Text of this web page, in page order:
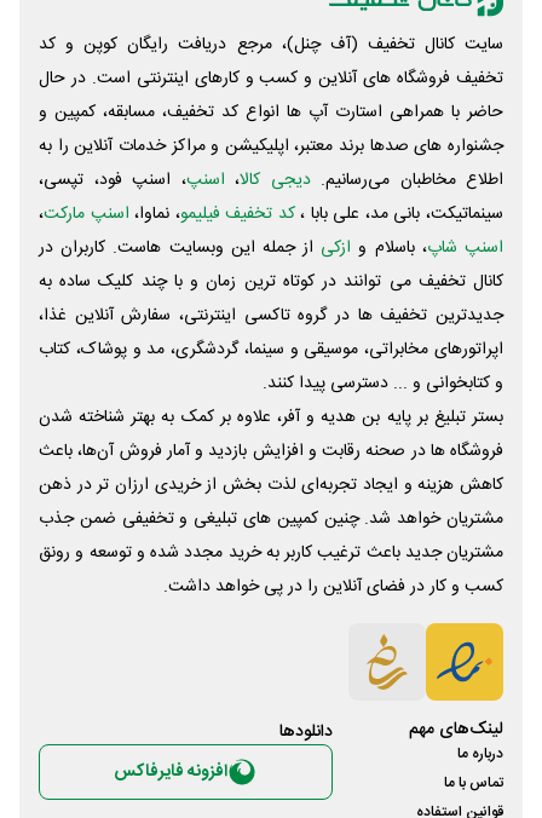
سایت کانال تخفیف (آف چنل)، مرجع دریافت رایگان کوپن و کد
تخفیف فروشگاه های آنلاین و کسب و‌ کارهای اینترنتی است. در حال
حاضر با همراهی استارت آپ ها انواع کد تخفیف، مسابقه، کمپین و
جشنواره های صدها برند معتبر، اپلیکیشن و مراکز خدمات آنلاین را به
اطلاع مخاطبان می‌رسانیم. دیجی کالا، اسنپ، اسنپ فود، تپسی،
سینماتیکت، بانی مد، علی‌ بابا ،کد تخفیف فیلیمو، نماوا، اسنپ مارکت،
اسنپ شاپ، باسلام و ازکی از جمله این وبسایت ‌هاست. کاربران در
کانال تخفیف می توانند در کوتاه ترین زمان و با چند کلیک ساده به
جدیدترین تخفیف ها در گروه تاکسی اینترنتی، سفارش آنلاین غذا،
اپراتورهای مخابراتی، موسیقی و سینما، گردشگری، مد و پوشاک، کتاب
و کتابخوانی و ... دسترسی پیدا کنند.
بستر تبلیغ بر پایه بن هدیه و آفر، علاوه بر کمک به بهتر شناخته شدن
فروشگاه ها در صحنه رقابت و افزایش بازدید و آمار فروش آن‌ها، باعث
کاهش هزینه و ایجاد تجربه‌ای لذت بخش از خریدی ارزان تر در ذهن
مشتریان خواهد شد. چنین کمپین های تبلیغی و تخفیفی ضمن جذب
مشتریان جدید باعث ترغیب کاربر به خرید مجدد شده و توسعه و رونق
کسب و کار در فضای آنلاین را در پی خواهد داشت.
لینک‌های مهم
درباره ما
تماس با ما
قوانین استفاده
دانلود‌ها
افزونه فایرفاکس